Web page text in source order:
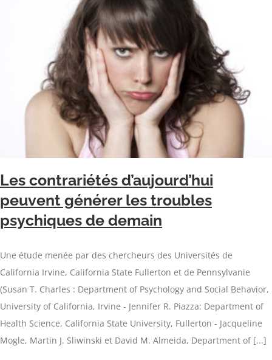
Les contrariétés d’aujourd’hui
peuvent générer les troubles
psychiques de demain
Une étude menée par des chercheurs des Universités de
California Irvine, California State Fullerton et de Pennsylvanie
(Susan T. Charles : Department of Psychology and Social Behavior,
University of California, Irvine - Jennifer R. Piazza: Department of
Health Science, California State University, Fullerton - Jacqueline
Mogle, Martin J. Sliwinski et David M. Almeida, Department of [...]